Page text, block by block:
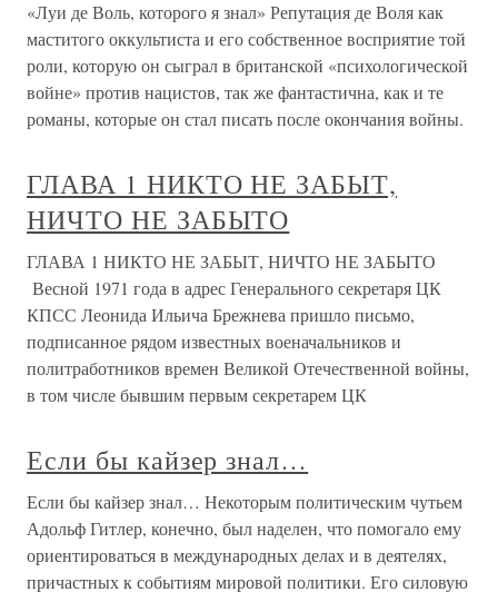
«Луи де Воль, которого я знал» Репутация де Воля как
маститого оккультиста и его собственное восприятие той
роли, которую он сыграл в британской «психологической
войне» против нацистов, так же фантастична, как и те
романы, которые он стал писать после окончания войны.
ГЛАВА 1 НИКТО НЕ ЗАБЫТ,
НИЧТО НЕ ЗАБЫТО
ГЛАВА 1 НИКТО НЕ ЗАБЫТ, НИЧТО НЕ ЗАБЫТО
Весной 1971 года в адрес Генерального секретаря ЦК
КПСС Леонида Ильича Брежнева пришло письмо,
подписанное рядом известных военачальников и
политработников времен Великой Отечественной войны,
в том числе бывшим первым секретарем ЦК
Если бы кайзер знал…
Если бы кайзер знал… Некоторым политическим чутьем
Адольф Гитлер, конечно, был наделен, что помогало ему
ориентироваться в международных делах и в деятелях,
причастных к событиям мировой политики. Его силовую